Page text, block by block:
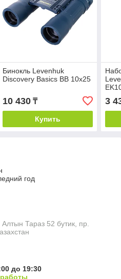
Бинокль Levenhuk
Discovery Basics BB 10x25
10 430₸
Купить
3
год
Тараз 52 бутик, пр.
до 19:30